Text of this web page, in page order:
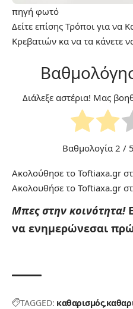
πηγή φωτό
Δείτε επίσης Τρόποι για να
Κρεβατιών κα να τα
Διάλεξε αστέρια! Μας
Βαθμολογία 2 /
Ακολούθησε το Toftiaxa.gr
Ακολουθήσε το Toftiaxa.gr
Μπες στην κοινότητα!
να ενημερώνεσαι
TAGGED: καθαρισμός